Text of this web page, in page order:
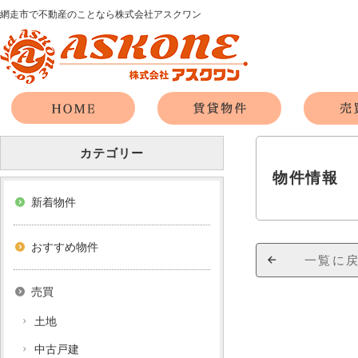
網走市で不動産のことなら株式会社アスクワン
物件情報
一覧に
カテゴリー
新着物件
おすすめ物件
売買
土地
中古戸建